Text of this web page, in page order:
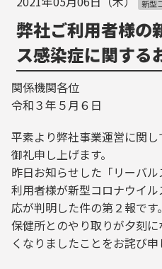
新型
弊社ご利用者様の
ス感染症に関す
関係機関各位
令和３年５月６日
平素より弊社事業運営に関
御礼申し上げます。
昨日お知らせした「リーバ
利用者様が新型コロナウイ
応が判明した件の第２報です。
保健所とのやり取りが夕刻
くなりましたことをお詫び申